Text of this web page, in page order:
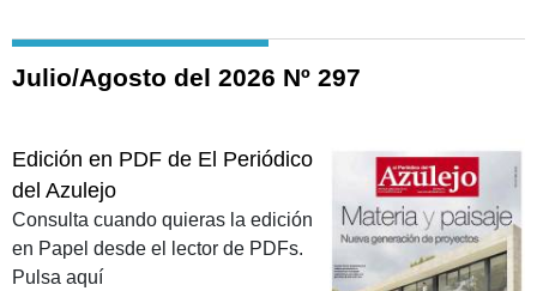
Julio/Agosto del 2026 Nº 297
Edición en PDF de El Periódico
del Azulejo
Consulta cuando quieras la edición
en Papel desde el lector de PDFs.
Pulsa aquí